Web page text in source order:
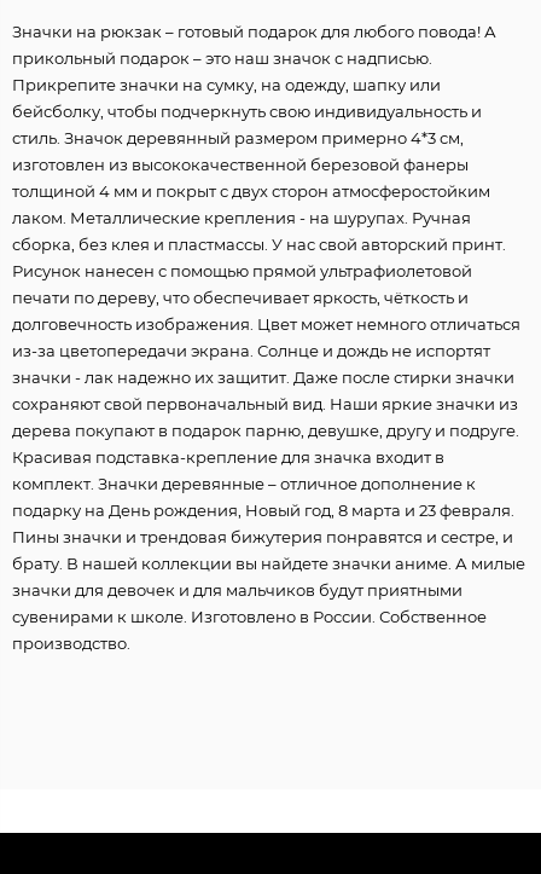
Значки на рюкзак – готовый подарок для любого повода! А
прикольный подарок – это наш значок с надписью.
Прикрепите значки на сумку, на одежду, шапку или
бейсболку, чтобы подчеркнуть свою индивидуальность и
стиль. Значок деревянный размером примерно 4*3 см,
изготовлен из высококачественной березовой фанеры
толщиной 4 мм и покрыт с двух сторон атмосферостойким
лаком. Металлические крепления - на шурупах. Ручная
сборка, без клея и пластмассы. У нас свой авторский принт.
Рисунок нанесен с помощью прямой ультрафиолетовой
печати по дереву, что обеспечивает яркость, чёткость и
долговечность изображения. Цвет может немного отличаться
из-за цветопередачи экрана. Солнце и дождь не испортят
значки - лак надежно их защитит. Даже после стирки значки
сохраняют свой первоначальный вид. Наши яркие значки из
дерева покупают в подарок парню, девушке, другу и подруге.
Красивая подставка-крепление для значка входит в
комплект. Значки деревянные – отличное дополнение к
подарку на День рождения, Новый год, 8 марта и 23 февраля.
Пины значки и трендовая бижутерия понравятся и сестре, и
брату. В нашей коллекции вы найдете значки аниме. А милые
значки для девочек и для мальчиков будут приятными
сувенирами к школе. Изготовлено в России. Собственное
производство.